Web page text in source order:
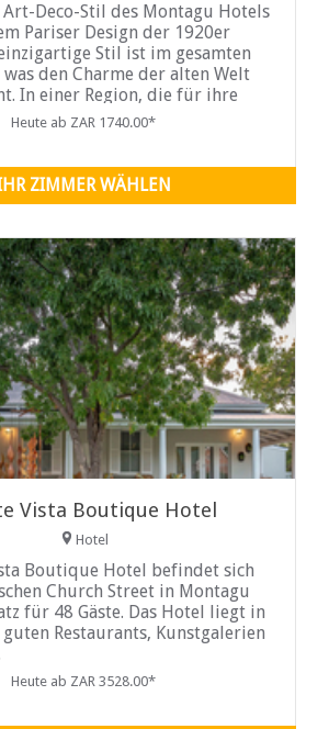
Deco-Stil des Montagu Hotels
Pariser Design der 1920er
Stil ist im gesamten
den Charme der alten Welt
In einer Region, die für ihre
bekannt ist, streben die
Heute ab ZAR 1740.00*
ZIMMER WÄHLEN
Vista Boutique Hotel
Hotel
Boutique Hotel befindet sich
Church Street in Montagu
für 48 Gäste. Das Hotel liegt in
Restaurants, Kunstgalerien
Heute ab ZAR 3528.00*